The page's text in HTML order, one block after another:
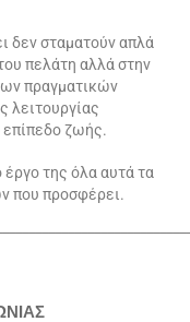
δεν σταματούν απλά
πελάτη αλλά στην
πραγματικών
λειτουργίας
επίπεδο ζωής.
της όλα αυτά τα
που προσφέρει.